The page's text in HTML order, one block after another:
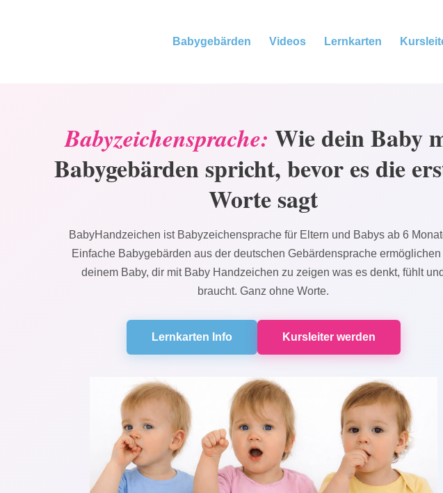
Babygebärden Videos Lernkarten
Babyzeichensprache: Wie dein Baby
Babygebärden spricht, bevor es die
Worte sagt
BabyHandzeichen ist Babyzeichensprache für Eltern und Babys ab 6
Einfache Babygebärden aus der deutschen Gebärdensprache ermöglichen
deinem Baby, dir mit Baby Handzeichen zu zeigen was es denkt, fühlt und
braucht. Ganz ohne Worte.
Lernkarten Info Kursleiter werden